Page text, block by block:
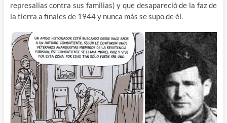
represalias contra sus familias) y que desapareció de la faz de
la tierra a finales de 1944 y nunca más se supo de él.